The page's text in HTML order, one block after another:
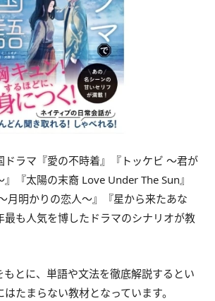
ドラマ『愛の不時着』『トッケビ ～君が
『太陽の末裔 Love Under The Sun』
月明かりの恋人～』『星から来たあな
最も人気を博したドラマのシナリオが教
とに、単語や文法を徹底解説するとい
たまらない教材となっています。